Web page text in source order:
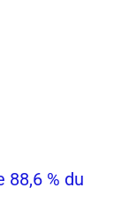
88,6 % du